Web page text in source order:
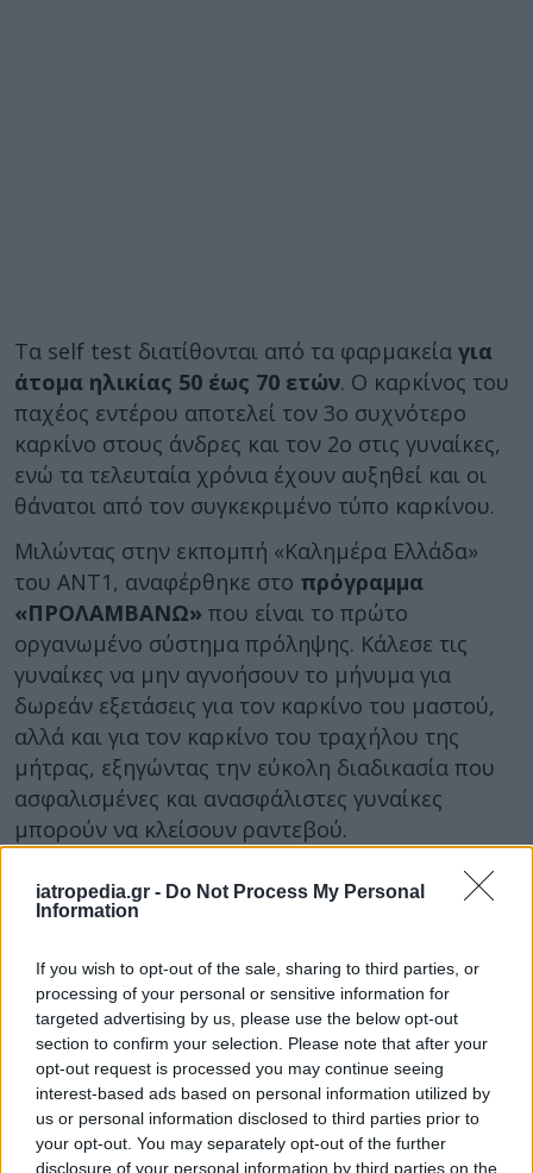
iatropedia.gr - Do Not Process My Personal
Information
If you wish to opt-out of the sale, sharing to third parties, or
processing of your personal or sensitive information for
targeted advertising by us, please use the below opt-out
section to confirm your selection. Please note that after your
opt-out request is processed you may continue seeing
interest-based ads based on personal information utilized by
us or personal information disclosed to third parties prior to
your opt-out. You may separately opt-out of the further
disclosure of your personal information by third parties on the
Τα self test διατίθονται από τα φαρμακεία για
άτομα ηλικίας 50 έως 70 ετών. Ο καρκίνος του
παχέος εντέρου αποτελεί τον 3ο συχνότερο
καρκίνο στους άνδρες και τον 2ο στις γυναίκες,
ενώ τα τελευταία χρόνια έχουν αυξηθεί και οι
θάνατοι από τον συγκεκριμένο τύπο καρκίνου.
Μιλώντας στην εκπομπή «Καλημέρα Ελλάδα»
του ΑΝΤ1, αναφέρθηκε στο πρόγραμμα
«ΠΡΟΛΑΜΒΑΝΩ» που είναι το πρώτο
οργανωμένο σύστημα πρόληψης. Κάλεσε τις
γυναίκες να μην αγνοήσουν το μήνυμα για
δωρεάν εξετάσεις για τον καρκίνο του μαστού,
αλλά και για τον καρκίνο του τραχήλου της
μήτρας, εξηγώντας την εύκολη διαδικασία που
ασφαλισμένες και ανασφάλιστες γυναίκες
μπορούν να κλείσουν ραντεβού.
Φωτογραφία iStock
Διαβάστε επίσης: Self test για τον
καρκίνο του παχέος εντέρου: Πως
και που μπορείτε να το κάνετε
Διαβάστε επίσης: Δραματική
αύξηση στα ποσοστά καρκίνου του